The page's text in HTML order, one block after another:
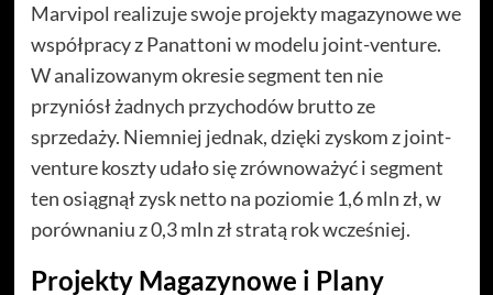
Marvipol realizuje swoje projekty magazynowe we
współpracy z Panattoni w modelu joint-venture.
W analizowanym okresie segment ten nie
przyniósł żadnych przychodów brutto ze
sprzedaży. Niemniej jednak, dzięki zyskom z joint-
venture koszty udało się zrównoważyć i segment
ten osiągnął zysk netto na poziomie 1,6 mln zł, w
porównaniu z 0,3 mln zł stratą rok wcześniej.
Projekty Magazynowe i Plany